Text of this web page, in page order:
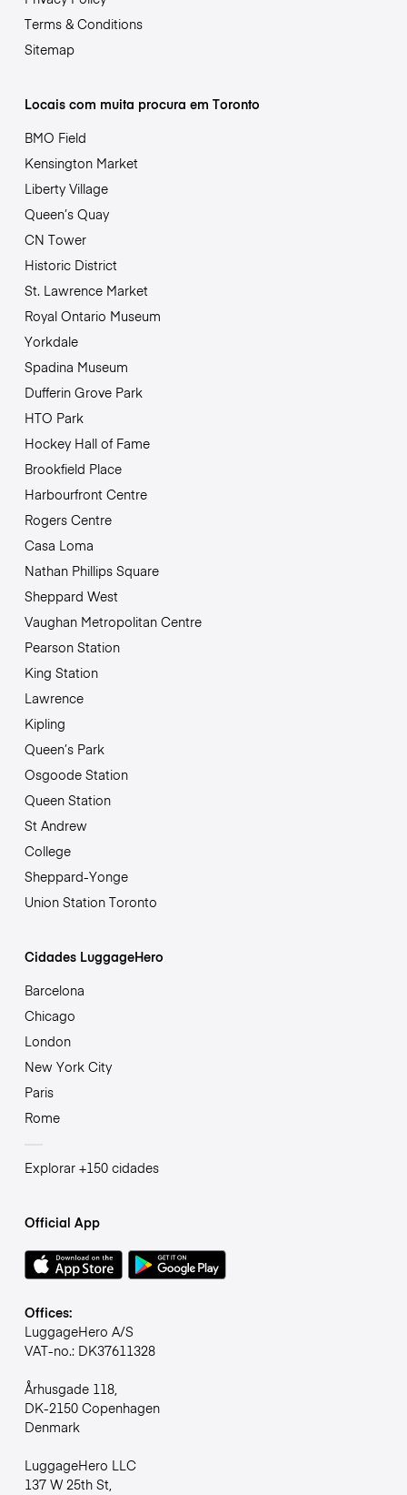
Terms & Conditions
Sitemap
Locais com muita procura em Toronto
BMO Field
Kensington Market
Liberty Village
Queen’s Quay
CN Tower
Historic District
St. Lawrence Market
Royal Ontario Museum
Yorkdale
Spadina Museum
Dufferin Grove Park
HTO Park
Hockey Hall of Fame
Brookfield Place
Harbourfront Centre
Rogers Centre
Casa Loma
Nathan Phillips Square
Sheppard West
Vaughan Metropolitan Centre
Pearson Station
King Station
Lawrence
Kipling
Queen’s Park
Osgoode Station
Queen Station
St Andrew
College
Sheppard-Yonge
Union Station Toronto
Cidades LuggageHero
Barcelona
Chicago
London
New York City
Paris
Rome
Explorar +150 cidades
Official App
Offices:
LuggageHero A/S
VAT-no.: DK37611328
Århusgade 118,
DK-2150 Copenhagen
Denmark
LuggageHero LLC
137 W 25th St,